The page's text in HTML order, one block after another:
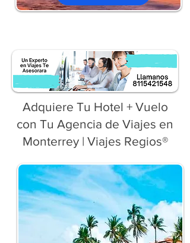
Adquiere Tu Hotel + Vuelo
con Tu Agencia de Viajes en
Monterrey | Viajes Regios®